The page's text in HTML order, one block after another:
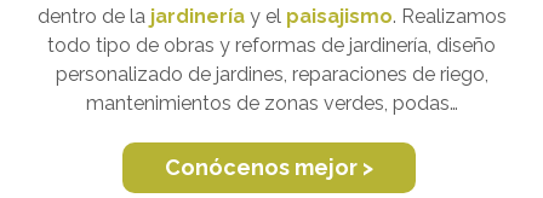
dentro de la jardineríay el paisajismo. Realizamos
todo tipo de obras y reformas de jardinería, diseño
personalizado de jardines, reparaciones de riego,
mantenimientos de zonas verdes, podas…
Conócenos mejor >